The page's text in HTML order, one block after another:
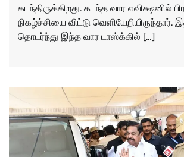
கடந்திருக்கிறது. கடந்த வார எவிக்ஷனில்
நிகழ்ச்சியை விட்டு
தொடர்ந்து இந்த வார டாஸ்க்கில் […]